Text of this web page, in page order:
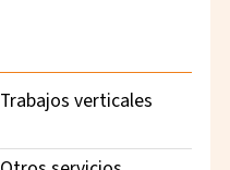
Trabajos verticales